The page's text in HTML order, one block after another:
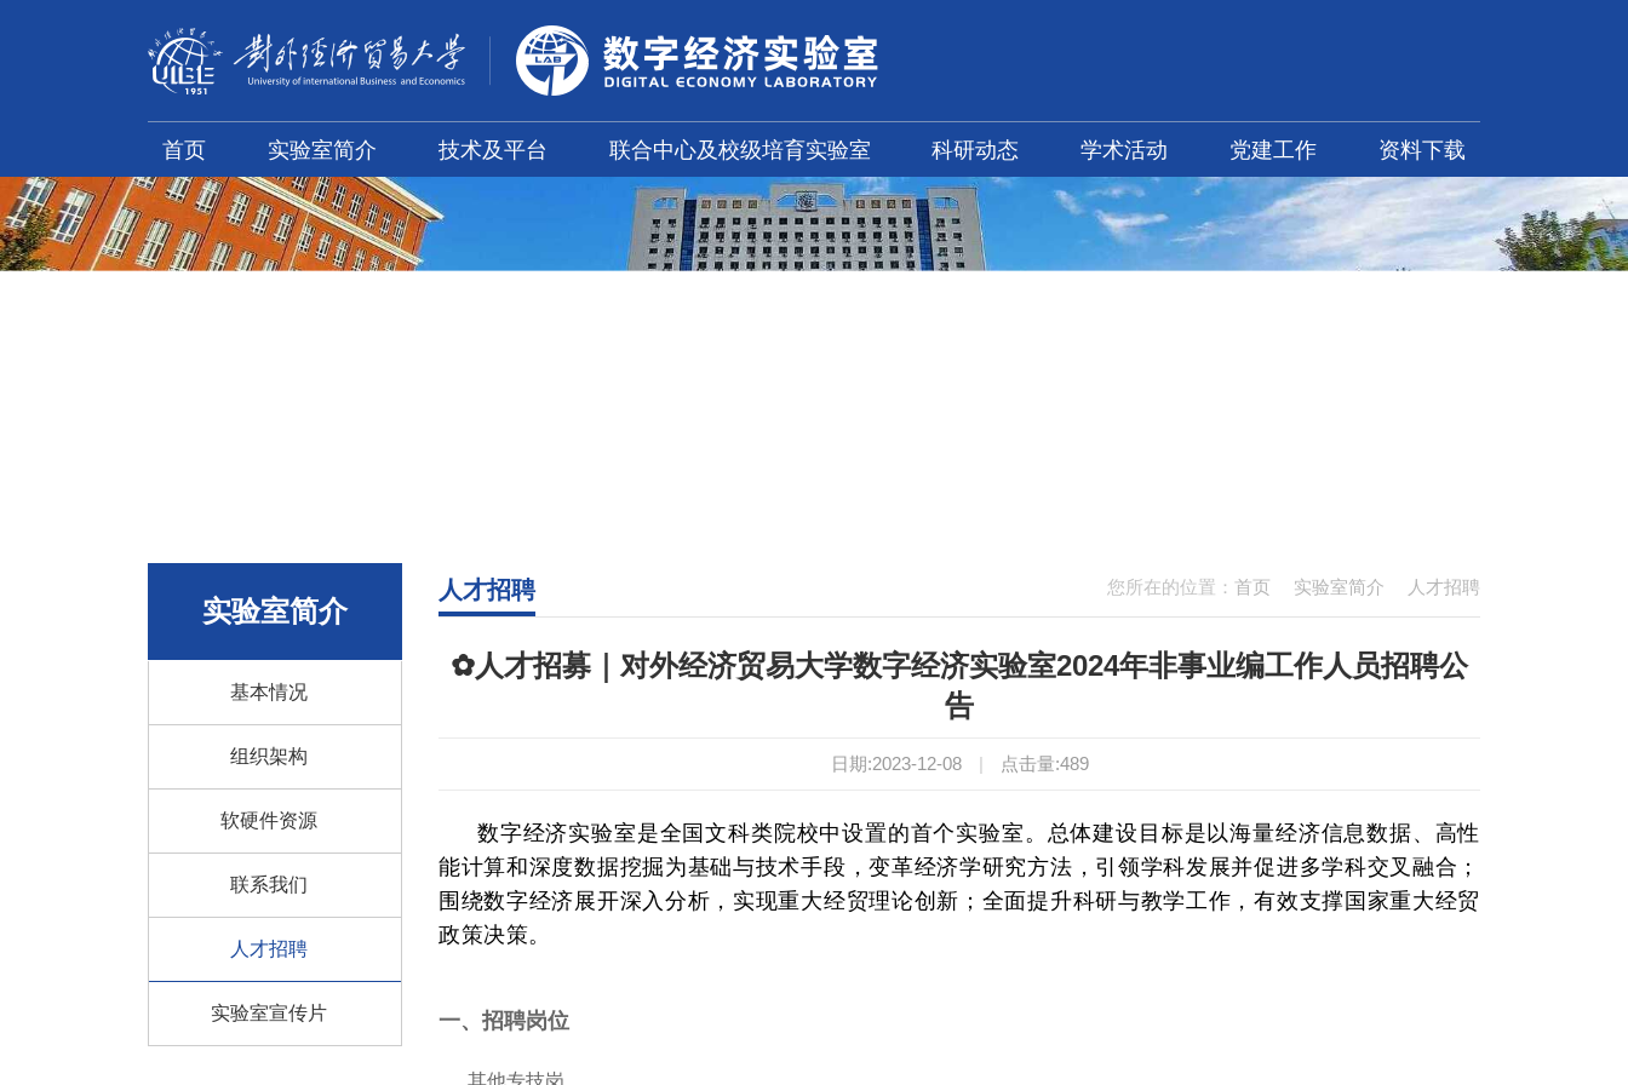
首页 实验室简介 技术及平台 联合中心及校级培育实验室 科研动态 学术活动 党建工作 资料下载
实验室简介
基本情况
组织架构
软硬件资源
联系我们
人才招聘
实验室宣传片
您所在的位置： 首页 实验室简介 人才招聘
人才招聘
✿人才招募｜对外经济贸易大学数字经济实验室2024年非事业编工作人员招聘公
告
日期:2023-12-08 | 点击量:489
数字经济实验室是全国文科类院校中设置的首个实验室。总体建设目标是以海量经济信息数据、高性
能计算和深度数据挖掘为基础与技术手段，变革经济学研究方法，引领学科发展并促进多学科交叉融合；
围绕数字经济展开深入分析，实现重大经贸理论创新；全面提升科研与教学工作，有效支撑国家重大经贸
政策决策。
一、招聘岗位
其他专技岗